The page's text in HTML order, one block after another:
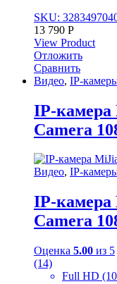
SKU:
13 790 Р
View Product
Отложить
Сравнить
Видео, IP-
IP-камера
Camera
Видео, IP-
IP-камера
Camera
Оценка 5.00 из 5
(14)
Full HD